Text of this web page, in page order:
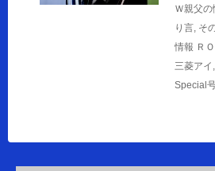
Ｗ親父
り言, そ
情報 Ｒ
三菱アイ ,
Special